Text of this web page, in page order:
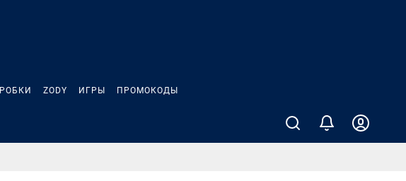
ZODY ИГРЫ ПРОМОКОДЫ